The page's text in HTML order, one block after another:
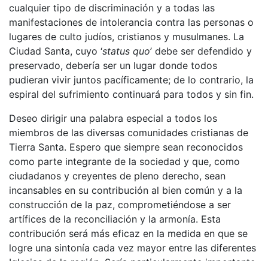
cualquier tipo de discriminación y a todas las
manifestaciones de intolerancia contra las personas o
lugares de culto judíos, cristianos y musulmanes. La
Ciudad Santa, cuyo ‘status quo’ debe ser defendido y
preservado, debería ser un lugar donde todos
pudieran vivir juntos pacíficamente; de lo contrario, la
espiral del sufrimiento continuará para todos y sin fin.
Deseo dirigir una palabra especial a todos los
miembros de las diversas comunidades cristianas de
Tierra Santa. Espero que siempre sean reconocidos
como parte integrante de la sociedad y que, como
ciudadanos y creyentes de pleno derecho, sean
incansables en su contribución al bien común y a la
construcción de la paz, comprometiéndose a ser
artífices de la reconciliación y la armonía. Esta
contribución será más eficaz en la medida en que se
logre una sintonía cada vez mayor entre las diferentes